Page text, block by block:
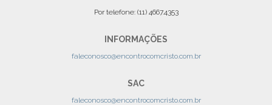
Por telefone: (11) 4667.4353
INFORMAÇÕES
faleconosco@encontrocomcristo.com.br
SAC
faleconosco@encontrocomcristo.com.br